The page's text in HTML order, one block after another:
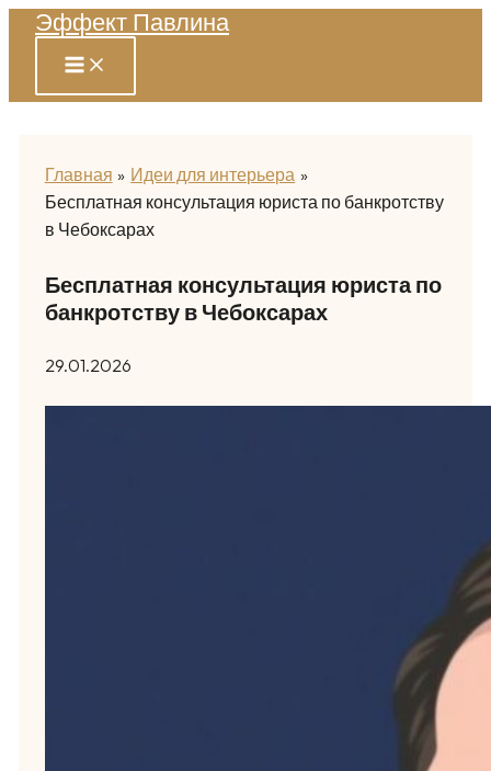
Перейти
содержимому
Эффект Павлина
Главная
Идеи для интерьера
Бесплатная консультация юриста по банкротству
в Чебоксарах
Бесплатная консультация юриста по
банкротству в Чебоксарах
29.01.2026